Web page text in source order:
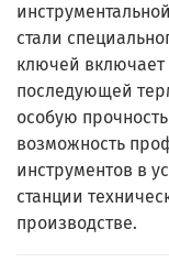
стали
ключей включает
последующей
особую
возможность
инструментов в
станции
производстве.